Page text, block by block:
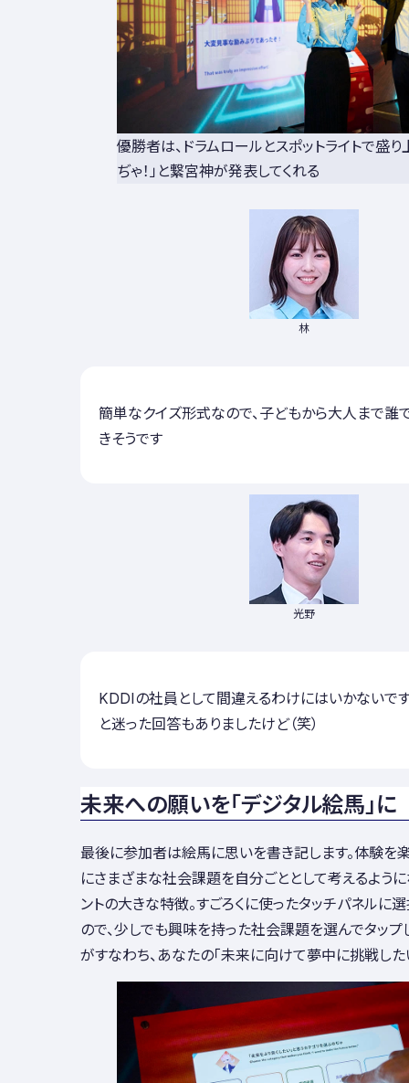
優勝者は、ドラムロールとスポットライトで盛り
ぢゃ！」と繋宮神が発表してくれる
林
簡単なクイズ形式なので、子どもから大人まで誰
きそうです
光野
KDDIの社員として間違えるわけにはいかないで
と迷った回答もありましたけど（笑）
未来への願いを「デジタル絵馬」に
最後に参加者は絵馬に思いを書き記します。体験を
にさまざまな社会課題を自分ごととして考えるように
ントの大きな特徴。すごろくに使ったタッチパネルに
ので、少しでも興味を持った社会課題を選んでタップ
がすなわち、あなたの「未来に向けて夢中に挑戦した